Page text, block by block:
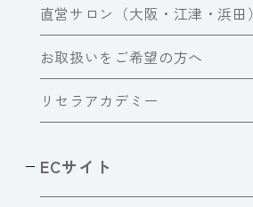
直営サロン（大阪・江津・浜田）
お取扱いをご希望の方へ
リセラアカデミー
ECサイト